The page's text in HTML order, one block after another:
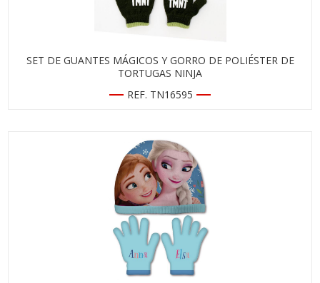
SET DE GUANTES MÁGICOS Y GORRO DE POLIÉSTER DE
TORTUGAS NINJA
REF. TN16595